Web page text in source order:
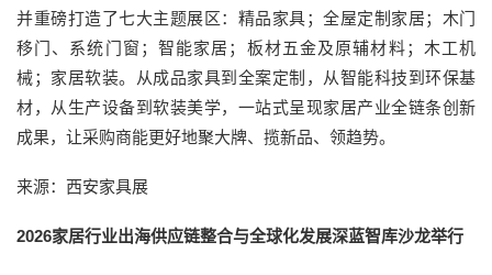
并重磅打造了七大主题展区：精品家具；全屋定制家居；木门
移门、系统门窗；智能家居；板材五金及原辅材料；木工机
械；家居软装。从成品家具到全案定制，从智能科技到环保基
材，从生产设备到软装美学，一站式呈现家居产业全链条创新
成果，让采购商能更好地聚大牌、揽新品、领趋势。
来源：西安家具展
2026家居行业出海供应链整合与全球化发展深蓝智库沙龙举行